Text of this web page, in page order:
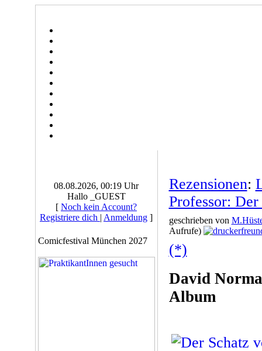
08.08.2026, 00:19 Uhr
Hallo _GUEST
[ Noch kein Account?
Registriere dich | Anmeldung ]
Comicfestival München 2027
Rezensionen:
Professor:
geschrieben von
Aufrufe)
(*)
David
Album